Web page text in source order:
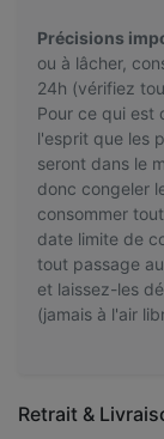
Précisions
ou à lâcher,
24h (vérifiez
Pour ce qui est
l'esprit que les
seront dans le
donc congeler
consommer
date limite de
tout passage
et laissez-les
(jamais à l'air
Retrait &